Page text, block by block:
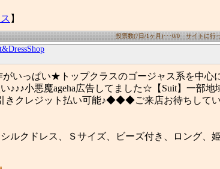
】
投票数(7日/1ヶ月)･･･0/0 サイトに行
がいっぱい★トップクラスのゴージャス系を中心
♪♪♪小悪魔ageha広告してました☆【Suit】一部地
きクレジット払い可能♪◆◆◆ご来店お待ちし
ルクドレス、Ｓサイズ、ビーズ付き、ロング、